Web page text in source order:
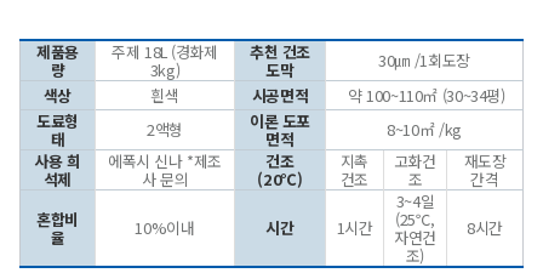
제품용
량
주제 18L (경화제
3kg)
추천 건조
도막
30㎛ /1회도장
색상
흰색 시공면적
약 100~110㎡ (30~34평)
도료형
태 2액형 이론 도포
면적
8~10㎡ /kg
사용 희
석제
에폭시 신나 *제조
사 문의
건조
(20℃)
지촉
건조
고화건
조
재도장
간격
혼합비
율 10%이내 시간 1시간
3~4일
(25℃,
자연건
조)
8시간